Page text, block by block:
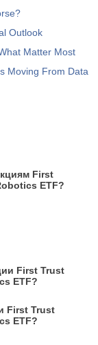
Outlook
Matter Most
Moving From Data
First
ETF?
First Trust
ETF?
First Trust
ETF?